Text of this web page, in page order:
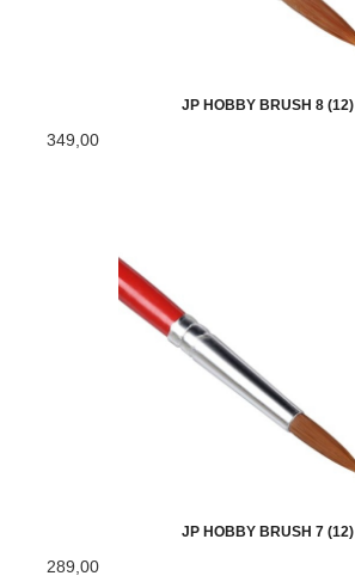
JP HOBBY BRUSH 8 (12)
349,00
JP HOBBY BRUSH 7 (12)
289,00